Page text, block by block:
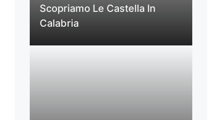
Scopriamo Le Castella In
Calabria